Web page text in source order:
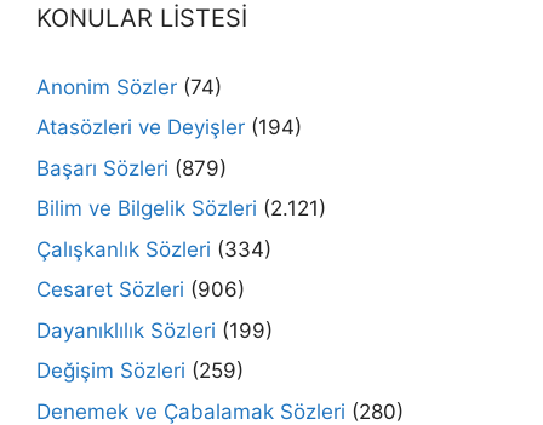
KONULAR LİSTESİ
Anonim Sözler (74)
Atasözleri ve Deyişler (194)
Başarı Sözleri (879)
Bilim ve Bilgelik Sözleri (2.121)
Çalışkanlık Sözleri (334)
Cesaret Sözleri (906)
Dayanıklılık Sözleri (199)
Değişim Sözleri (259)
Denemek ve Çabalamak Sözleri (280)